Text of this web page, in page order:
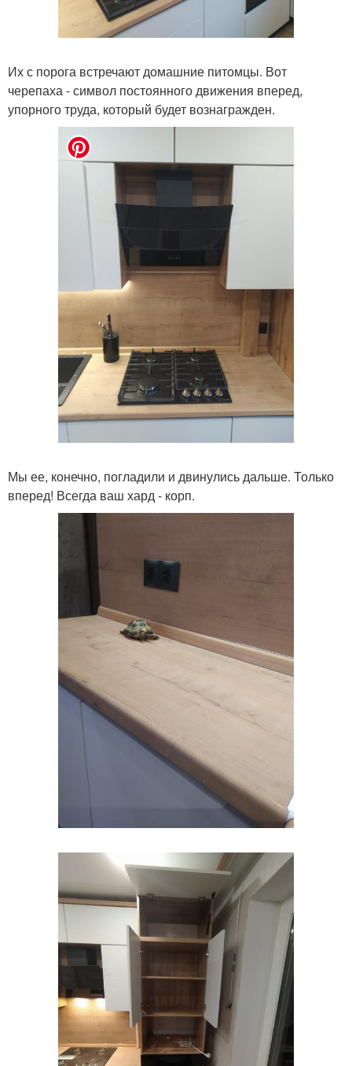
Их с порога встречают домашние питомцы. Вот
черепаха - символ постоянного движения вперед,
упорного труда, который будет вознагражден.
Мы ее, конечно, погладили и двинулись дальше. Только
вперед! Всегда ваш хард - корп.